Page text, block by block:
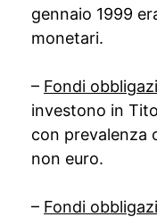
gennaio 1999
monetari.
– Fondi
investono in
con prevalenza
non euro.
– Fondi